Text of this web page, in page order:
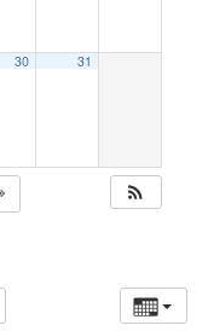
t
30 31